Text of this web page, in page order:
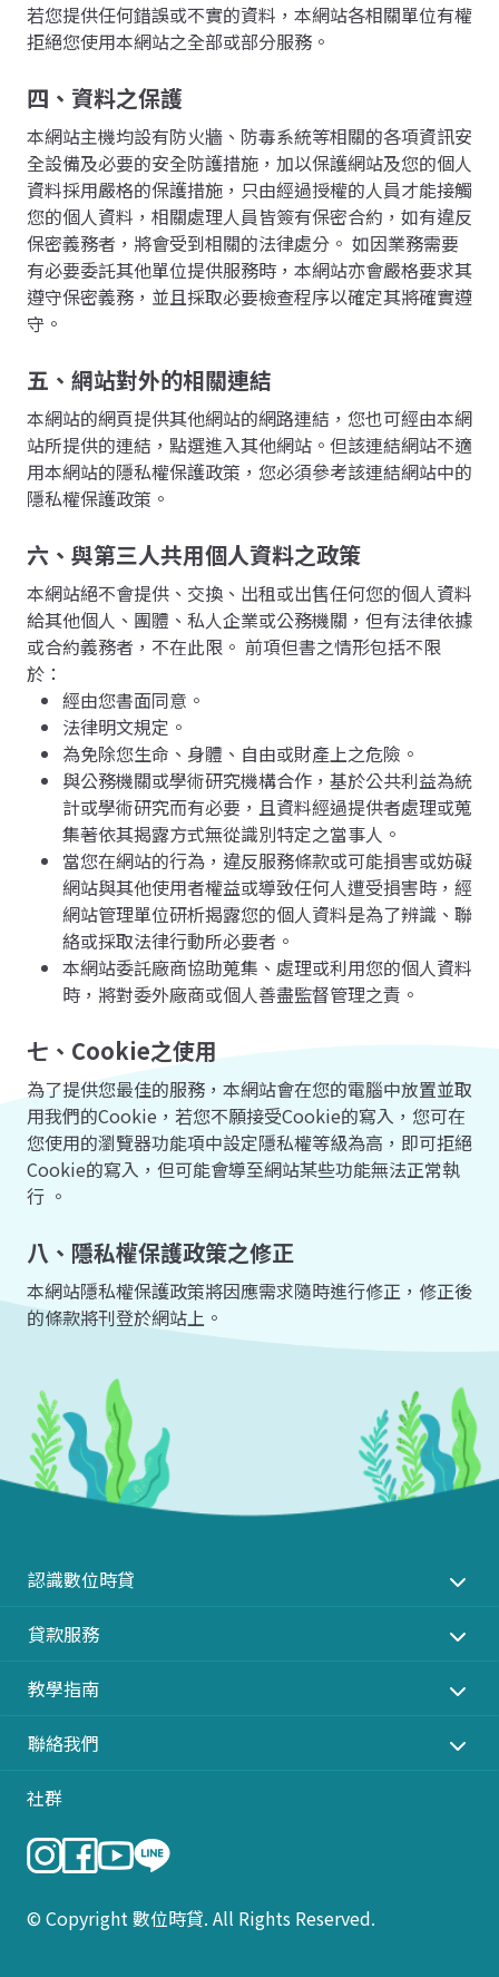
若您提供任何錯誤或不實的資料，本網站各相關單位有權
拒絕您使用本網站之全部或部分服務。
四、資料之保護
本網站主機均設有防火牆、防毒系統等相關的各項資訊安
全設備及必要的安全防護措施，加以保護網站及您的個人
資料採用嚴格的保護措施，只由經過授權的人員才能接觸
您的個人資料，相關處理人員皆簽有保密合約，如有違反
保密義務者，將會受到相關的法律處分。 如因業務需要
有必要委託其他單位提供服務時，本網站亦會嚴格要求其
遵守保密義務，並且採取必要檢查程序以確定其將確實遵
守。
五、網站對外的相關連結
本網站的網頁提供其他網站的網路連結，您也可經由本網
站所提供的連結，點選進入其他網站。但該連結網站不適
用本網站的隱私權保護政策，您必須參考該連結網站中的
隱私權保護政策。
六、與第三人共用個人資料之政策
本網站絕不會提供、交換、出租或出售任何您的個人資料
給其他個人、團體、私人企業或公務機關，但有法律依據
或合約義務者，不在此限。 前項但書之情形包括不限
於：
經由您書面同意。
法律明文規定。
為免除您生命、身體、自由或財產上之危險。
與公務機關或學術研究機構合作，基於公共利益為統
計或學術研究而有必要，且資料經過提供者處理或蒐
集著依其揭露方式無從識別特定之當事人。
當您在網站的行為，違反服務條款或可能損害或妨礙
網站與其他使用者權益或導致任何人遭受損害時，經
網站管理單位研析揭露您的個人資料是為了辨識、聯
絡或採取法律行動所必要者。
本網站委託廠商協助蒐集、處理或利用您的個人資料
時，將對委外廠商或個人善盡監督管理之責。
七、Cookie之使用
為了提供您最佳的服務，本網站會在您的電腦中放置並取
用我們的Cookie，若您不願接受Cookie的寫入，您可在
您使用的瀏覽器功能項中設定隱私權等級為高，即可拒絕
Cookie的寫入，但可能會導至網站某些功能無法正常執
行 。
八、隱私權保護政策之修正
本網站隱私權保護政策將因應需求隨時進行修正，修正後
的條款將刊登於網站上。
認識數位時貸
貸款服務
教學指南
聯絡我們
社群
© Copyright 數位時貸. All Rights Reserved.